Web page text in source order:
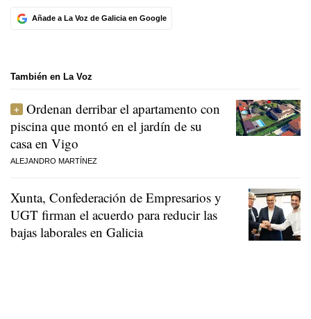
Añade a La Voz de Galicia en Google
También en La Voz
Ordenan derribar el apartamento con
piscina que montó en el jardín de su
casa en Vigo
ALEJANDRO MARTÍNEZ
Xunta, Confederación de Empresarios y
UGT firman el acuerdo para reducir las
bajas laborales en Galicia